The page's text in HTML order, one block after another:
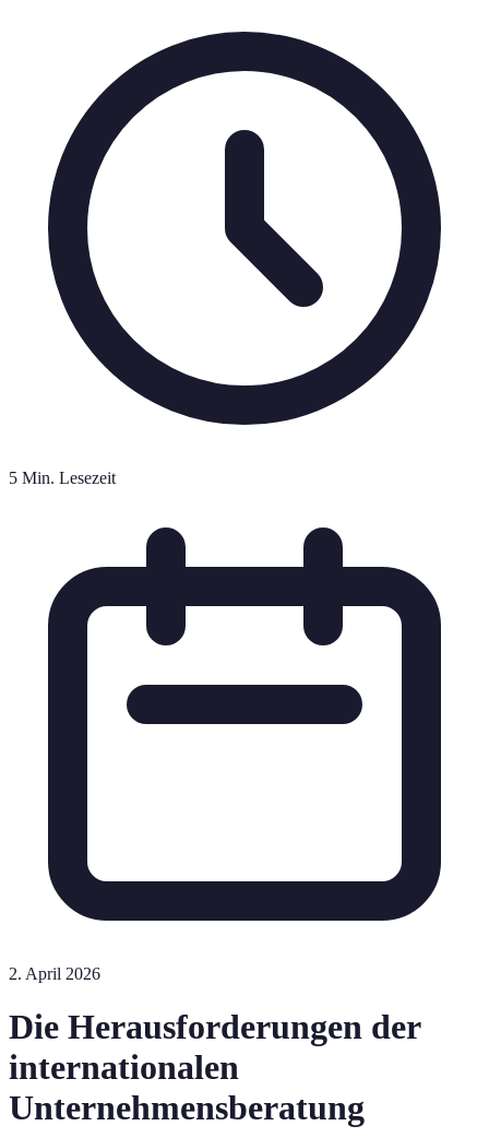
5 Min. Lesezeit
2. April 2026
Die Herausforderungen der
internationalen
Unternehmensberatung